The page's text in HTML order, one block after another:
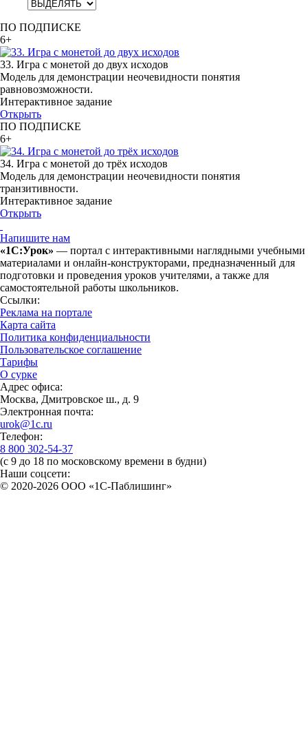
ПО ПОДПИСКЕ
6+
33. Игра с монетой до двух исходов
Модель для демонстрации неочевидности понятия
равновозможности.
Интерактивное задание
Открыть
ПО ПОДПИСКЕ
6+
34. Игра с монетой до трёх исходов
Модель для демонстрации неочевидности понятия
транзитивности.
Интерактивное задание
Открыть
Напишите нам
«1С:Урок» — портал с интерактивными наглядными учебными
материалами и онлайн-конструкторами, предназначенный для
подготовки и проведения уроков учителями, а также для
самостоятельной работы школьников.
Ссылки:
Реклама на портале
Карта сайта
Политика конфиденциальности
Пользовательское соглашение
Тарифы
О сурке
Адрес офиса:
Москва, Дмитровское ш., д. 9
Электронная почта:
urok@1c.ru
Телефон:
8 800 302-54-37
(с 9 до 18 по московскому времени в будни)
Наши соцсети:
© 2020-2026 OOO «1С-Паблишинг»